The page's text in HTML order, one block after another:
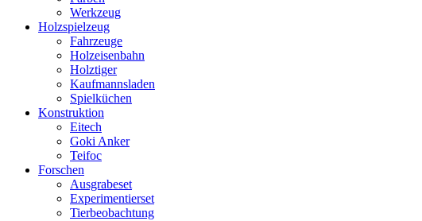
Werkzeug
Holzspielzeug
Fahrzeuge
Holzeisenbahn
Holztiger
Kaufmannsladen
Spielküchen
Konstruktion
Eitech
Goki Anker
Teifoc
Forschen
Ausgrabeset
Experimentierset
Tierbeobachtung